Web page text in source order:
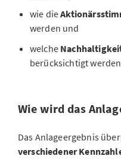
wie die
werden und
welche
berücksichtigt
Wie wird das
Das Anlageergebnis
verschiedener